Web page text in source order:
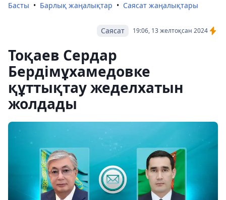
Басты Барлық жаңалықтар Саясат жаңалықтары
19:06, 13 желтоқсан 2024
Саясат
Тоқаев Сердар
Бердімұхамедовке
құттықтау жеделхатын
жолдады